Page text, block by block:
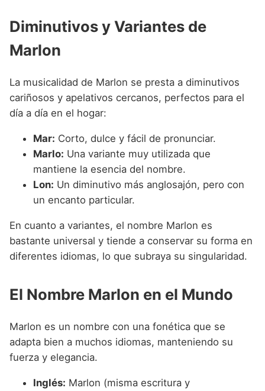
Diminutivos y Variantes de
Marlon
La musicalidad de Marlon se presta a diminutivos
cariñosos y apelativos cercanos, perfectos para el
día a día en el hogar:
Mar: Corto, dulce y fácil de pronunciar.
Marlo: Una variante muy utilizada que
mantiene la esencia del nombre.
Lon: Un diminutivo más anglosajón, pero con
un encanto particular.
En cuanto a variantes, el nombre Marlon es
bastante universal y tiende a conservar su forma en
diferentes idiomas, lo que subraya su singularidad.
El Nombre Marlon en el Mundo
Marlon es un nombre con una fonética que se
adapta bien a muchos idiomas, manteniendo su
fuerza y elegancia.
Inglés: Marlon (misma escritura y